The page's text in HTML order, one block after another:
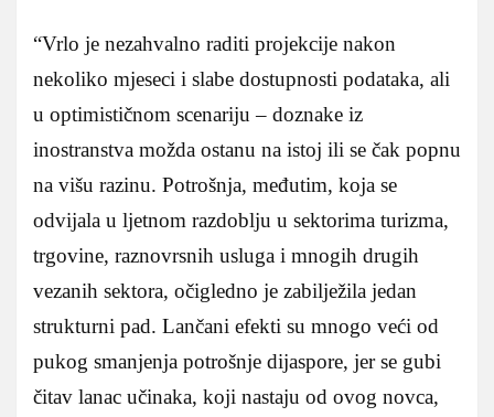
“Vrlo je nezahvalno raditi projekcije nakon
nekoliko mjeseci i slabe dostupnosti podataka, ali
u optimističnom scenariju – doznake iz
inostranstva možda ostanu na istoj ili se čak popnu
na višu razinu. Potrošnja, međutim, koja se
odvijala u ljetnom razdoblju u sektorima turizma,
trgovine, raznovrsnih usluga i mnogih drugih
vezanih sektora, očigledno je zabilježila jedan
strukturni pad. Lančani efekti su mnogo veći od
pukog smanjenja potrošnje dijaspore, jer se gubi
čitav lanac učinaka, koji nastaju od ovog novca,